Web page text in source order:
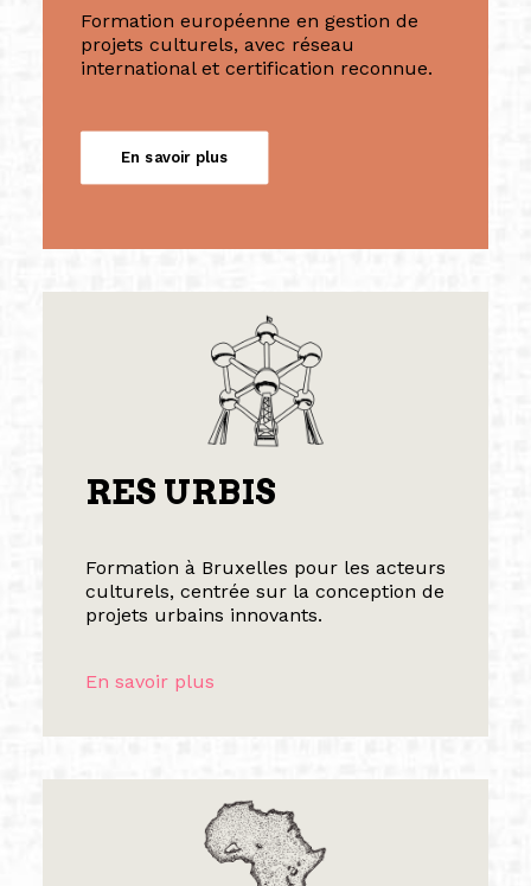
Formation européenne en gestion de
projets culturels, avec réseau
international et certification reconnue.
En savoir plus
RES URBIS
Formation à Bruxelles pour les acteurs
culturels, centrée sur la conception de
projets urbains innovants.
En savoir plus